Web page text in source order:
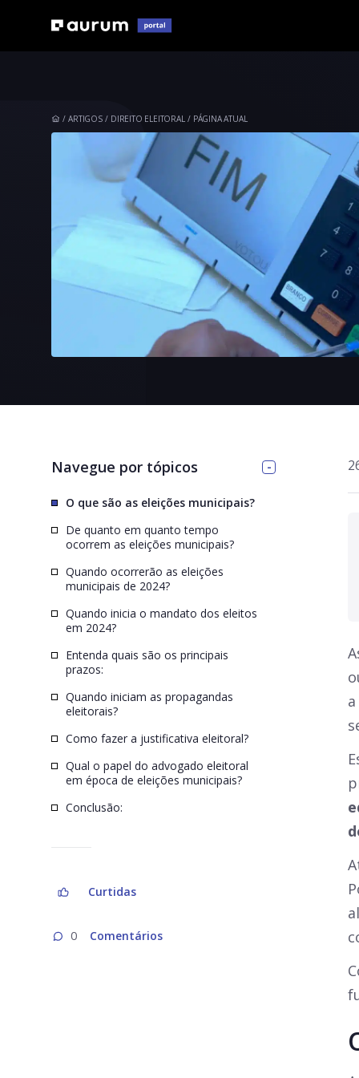
ARTIGOS DIREITO ELEITORAL PÁGINA ATUAL
Navegue por tópicos
O que são as eleições municipais?
De quanto em quanto tempo
ocorrem as eleições municipais?
Quando ocorrerão as eleições
municipais de 2024?
Quando inicia o mandato dos eleitos
em 2024?
Entenda quais são os principais
prazos:
Quando iniciam as propagandas
eleitorais?
Como fazer a justificativa eleitoral?
Qual o papel do advogado eleitoral
em época de eleições municipais?
Conclusão:
Curtidas
0 Comentários